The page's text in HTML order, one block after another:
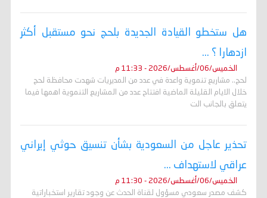
هل ستخطو القيادة الجديدة بلحج نحو مستقبل أكثر
ازدهارا ؟ ...
الخميس/06/أغسطس/2026 - 11:33 م
لحج.. مشاريع تنموية واعدة في عدد من المديريات شهدت محافظة لحج
خلال الايام القليلة الماضية افتتاح عدد من المشاريع التنموية اهمها فيما
يتعلق بالجانب الت
تحذير عاجل من السعودية بشأن تنسيق حوثي إيراني
عراقي لاستهداف ...
الخميس/06/أغسطس/2026 - 11:30 م
كشف مصدر سعودي مسؤول لقناة الحدث عن وجود تقارير استخباراتية